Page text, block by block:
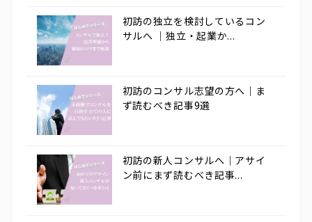
初訪の独立を検討しているコン
サルへ ｜独立・起業か...
初訪のコンサル志望の方へ｜ま
ず読むべき記事9選
初訪の新人コンサルへ｜アサイ
ン前にまず読むべき記事...